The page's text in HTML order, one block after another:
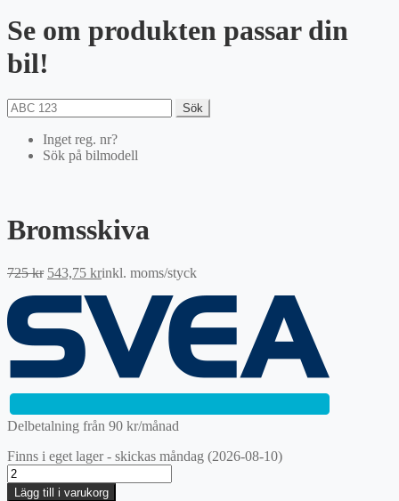
Se om produkten passar din
bil!
Sök
Inget reg. nr?
Sök på bilmodell
Bromsskiva
725kr Det
725 kr.
543,75 krDet
priset
är:
543,75 kr.
inkl. moms/styck
Delbetalning från 90 kr/månad
Finns i eget lager - skickas måndag (2026-08-10)
Bromsskiva
mängd
Lägg till i varukorg